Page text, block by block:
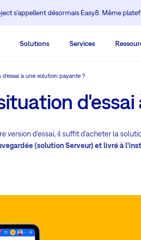
s'appellent désormais Easy8. Même
Solutions Services
à une solution payante ?
version d'essai, il suffit d'acheter la
(solution Serveur) et livré à